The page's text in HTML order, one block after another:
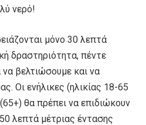
νερό!
μόνο 30 λεπτά
δραστηριότητα, πέντε
βελτιώσουμε και να
Οι ενήλικες (ηλικίας 18-65
θα πρέπει να επιδιώκουν
λεπτά μέτριας έντασης